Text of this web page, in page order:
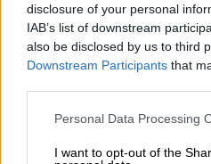
disclosure of your personal
IAB’s list of downstream
also be disclosed by us to third
Downstream Participants that
Please note that this website/
not limited to your visit or usage
Personal Data Processing
I want to opt-out of the
Δεν διστάζουν να
ακόμα και παιδιά
Μια ομάδα μπορεί να
δωδεκάδες βασικών
μεταφράζεται ίσως σε
στόχους, λέει ο